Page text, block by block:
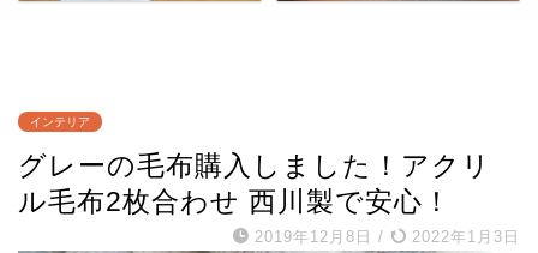
インテリア
グレーの毛布購入しました！アクリ
ル毛布2枚合わせ 西川製で安心！
2019年12月8日 / 2022年1月3日